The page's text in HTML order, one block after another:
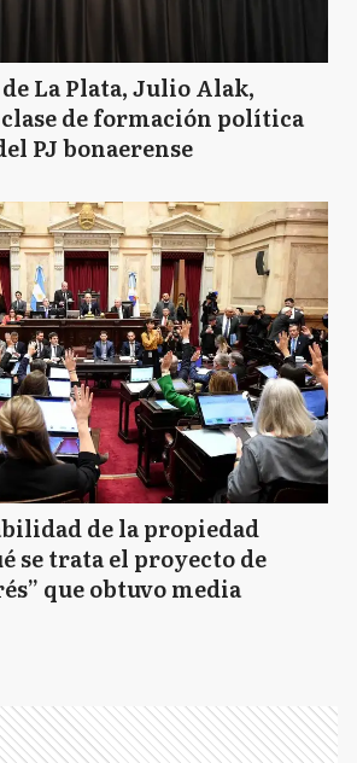
La Plata, Julio Alak,
clase de formación política
PJ bonaerense
de la propiedad
se trata el proyecto de
que obtuvo media